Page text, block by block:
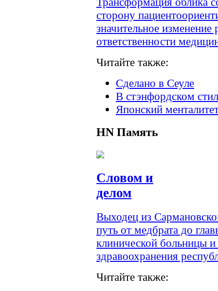
сторону
значительное
ответственности
Читайте также:
Сделано в Сеуле
В стэнфордском
Японский
HN Память
Словом и
делом
Выходец из
путь от медбрата до
клинической больницы
здравоохранения
Читайте также: